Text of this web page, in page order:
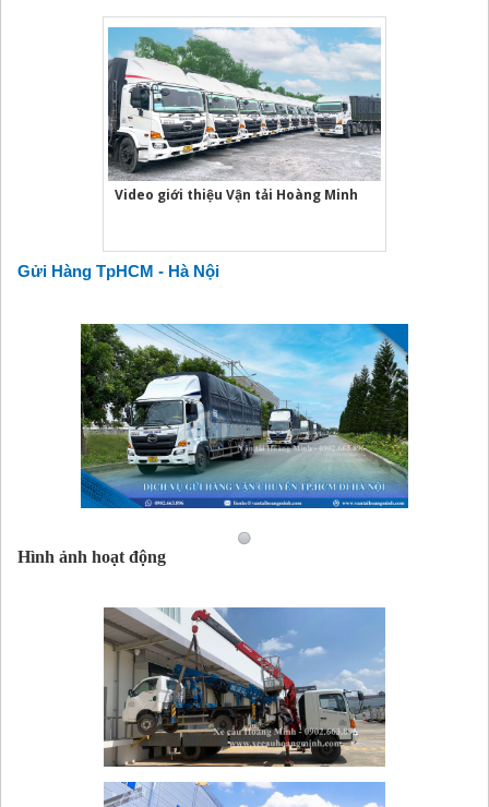
Video giới thiệu Vận tải Hoàng Minh
Gửi Hàng TpHCM - Hà Nội
Hình ảnh hoạt động